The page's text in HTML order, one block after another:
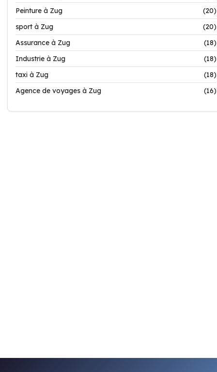
Peinture à Zug
(20)
sport à Zug
(20)
Assurance à Zug
(18)
Industrie à Zug
(18)
taxi à Zug
(18)
Agence de voyages à Zug
(16)